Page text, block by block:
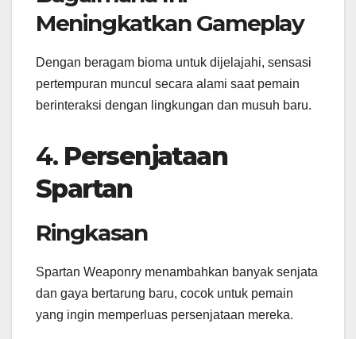
Meningkatkan Gameplay
Dengan beragam bioma untuk dijelajahi, sensasi
pertempuran muncul secara alami saat pemain
berinteraksi dengan lingkungan dan musuh baru.
4. Persenjataan
Spartan
Ringkasan
Spartan Weaponry menambahkan banyak senjata
dan gaya bertarung baru, cocok untuk pemain
yang ingin memperluas persenjataan mereka.